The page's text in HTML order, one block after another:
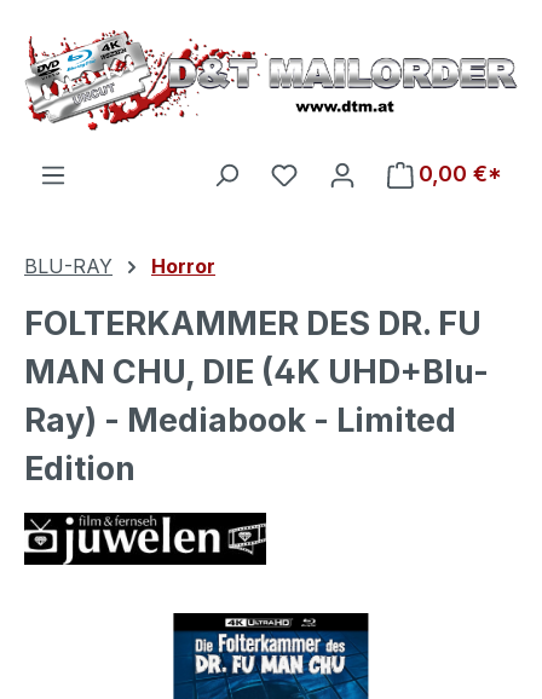
Zum Hauptinhalt springen
Du hast 0 Produkte auf
0,00 €*
BLU-RAY Horror
FOLTERKAMMER DES DR. FU
MAN CHU, DIE (4K UHD+Blu-
Ray) - Mediabook - Limited
Edition
Bildergalerie überspringen